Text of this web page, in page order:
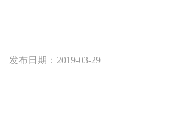
发布日期：2019-03-29